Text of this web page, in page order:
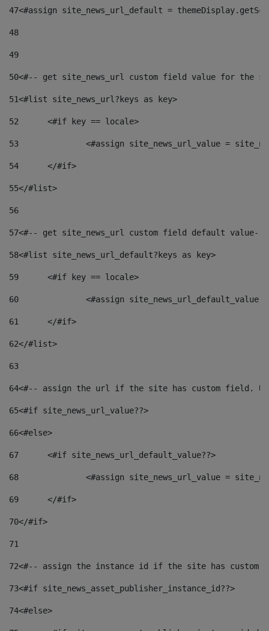
47<#assign site_news_url_default =
48
49
50<#-- get site_news_url custom field value for the
51<#list site_news_url?keys as key>
52
	<#if key == locale>
53
<#assign site_news_url_value =
54
	</#if>
55</#list>
56
57<#-- get site_news_url custom field default value--
58<#list site_news_url_default?keys as key>
59
	<#if key == locale>
60
<#assign
61
	</#if>
62</#list>
63
64<#-- assign the url if the site has custom field.
65<#if site_news_url_value??>
66<#else>
67
	<#if site_news_url_default_value??>
68
<#assign site_news_url_value =
69
	</#if>
70</#if>
71
72<#-- assign the instance id if the site has custom
73<#if site_news_asset_publisher_instance_id??>
74<#else>